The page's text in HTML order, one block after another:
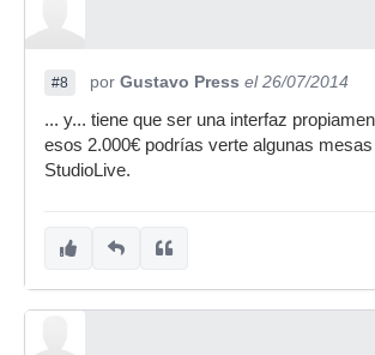
#8 por Gustavo Press el 26/07/2014
... y... tiene que ser una interfaz
esos 2.000€ podrías verte algunas
StudioLive.